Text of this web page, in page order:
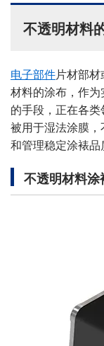
不透明材料
电子部件片材部材
材料的涂布，作
的手段，正在各
被用于湿法涂膜
和管理稳定涂裱品
不透明材料